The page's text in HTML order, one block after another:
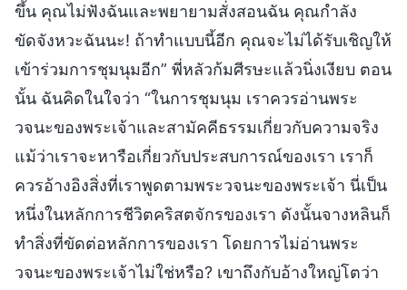
ขึ้น คุณไม่ฟังฉันและพยายามสั่งสอนฉัน คุณกำลัง
ขัดจังหวะฉันนะ! ถ้าทำแบบนี้อีก คุณจะไม่ได้รับเชิญให้
เข้าร่วมการชุมนุมอีก” พี่หลัวก้มศีรษะแล้วนิ่งเงียบ ตอน
นั้น ฉันคิดในใจว่า “ในการชุมนุม เราควรอ่านพระ
วจนะของพระเจ้าและสามัคคีธรรมเกี่ยวกับความจริง
แม้ว่าเราจะหารือเกี่ยวกับประสบการณ์ของเรา เราก็
ควรอ้างอิงสิ่งที่เราพูดตามพระวจนะของพระเจ้า นี่เป็น
หนึ่งในหลักการชีวิตคริสตจักรของเรา ดังนั้นจางหลินก็
ทำสิ่งที่ขัดต่อหลักการของเรา โดยการไม่อ่านพระ
วจนะของพระเจ้าไม่ใช่หรือ? เขาถึงกับอ้างใหญ่โตว่า